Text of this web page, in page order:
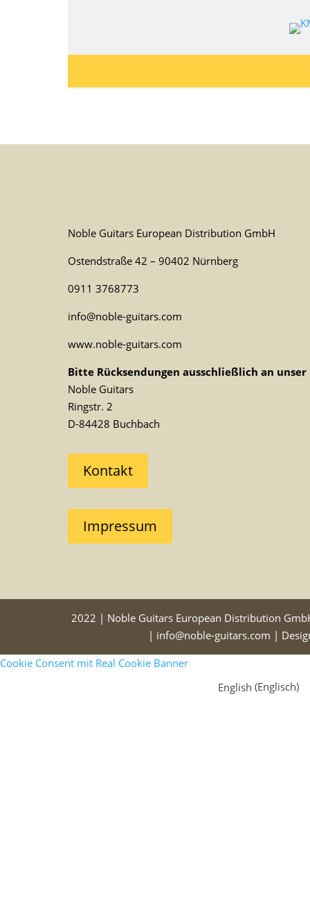
Noble Guitars European Distribution GmbH
Ostendstraße 42 – 90402 Nürnberg
0911 3768773
info@noble-guitars.com
www.noble-guitars.com
Bitte Rücksendungen ausschließlich an unser
Noble Guitars
Ringstr. 2
D-84428 Buchbach
Kontakt
Impressum
2022 | Noble Guitars European Distribution
| info@noble-guitars.com |
Cookie Consent mit Real Cookie Banner
English (Englisch)